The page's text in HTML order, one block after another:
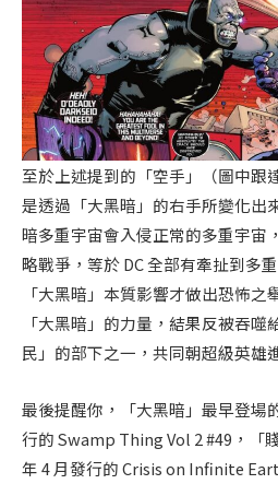
至於上述提到的「空手」（圖中跟
是透過「大黑暗」的右手所變化出
暗多重宇宙會入侵正常的多重宇宙
略戰爭，等於 DC 全部有牽扯到多
「大黑暗」本質影響才做出恐怖
「大黑暗」的力量，結果反被吞
民」的部下之一，共同朝超級英雄
最後提醒你，「大黑暗」最早登場
行的 Swamp Thing Vol 2 #49，「
年 4 月發行的 Crisis on Infinite